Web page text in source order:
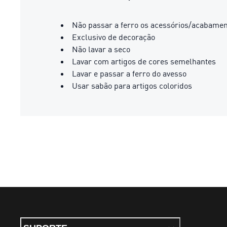
Não passar a ferro os acessórios/
Exclusivo de decoração
Não lavar a seco
Lavar com artigos de cores semelhantes
Lavar e passar a ferro do avesso
Usar sabão para artigos coloridos